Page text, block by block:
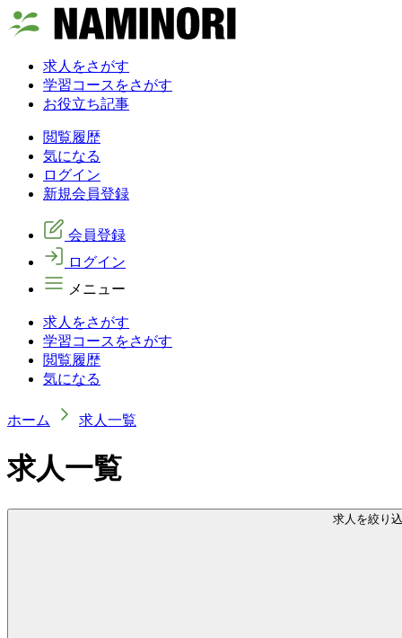
求人をさがす
学習コースをさがす
お役立ち記事
閲覧履歴
気になる
ログイン
新規会員登録
会員登録
ログイン
メニュー
求人をさがす
学習コースをさがす
閲覧履歴
気になる
ホーム 求人一覧
求人一覧
求人を絞り